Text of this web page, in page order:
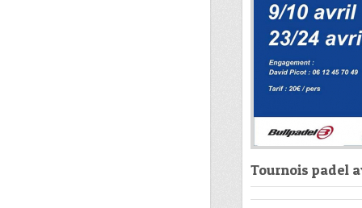
Tournois padel